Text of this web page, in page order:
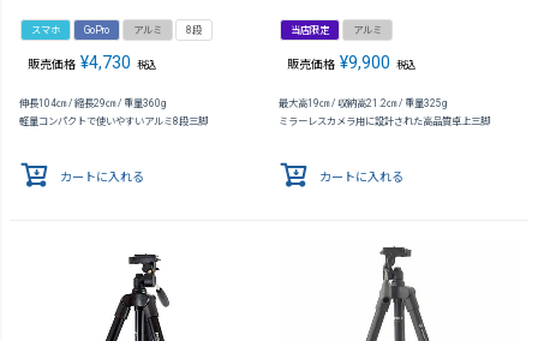
スマホ GoPro アルミ 8段
販売価格 ¥4,730 税込
伸長104㎝ / 縮長29㎝ / 重量360g
軽量コンパクトで使いやすいアルミ8段三脚
カートに入れる
当店限定 アルミ
販売価格 ¥9,900 税込
最大高19㎝ / 収納高21.2㎝ / 重量325g
ミラーレスカメラ用に設計された高品質卓上三脚
カートに入れる